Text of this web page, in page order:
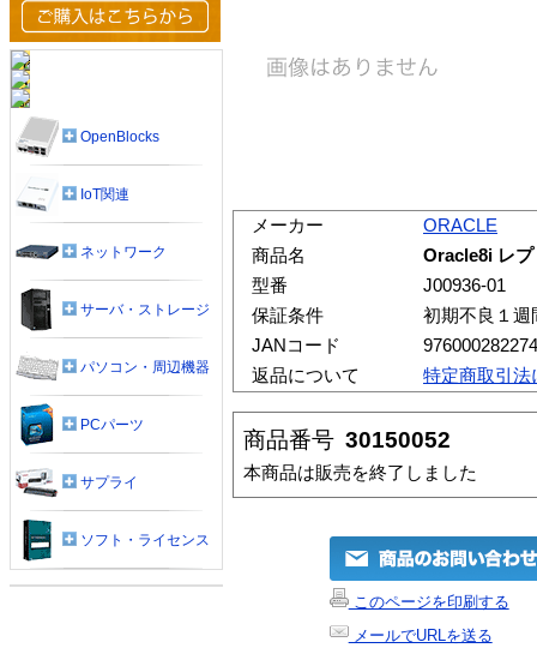
メーカー
ORACLE
商品名
Oracle8i レプ
型番
J00936-01
保証条件
初期不良１週
JANコード
返品について
特定商取引法
商品番号 30150052
本商品は販売を終了しました
このページを印刷する
メールでURLを送る
OpenBlocks
IoT関連
ネットワーク
サーバ・ストレージ
パソコン・周辺機器
PCパーツ
サプライ
ソフト・ライセンス